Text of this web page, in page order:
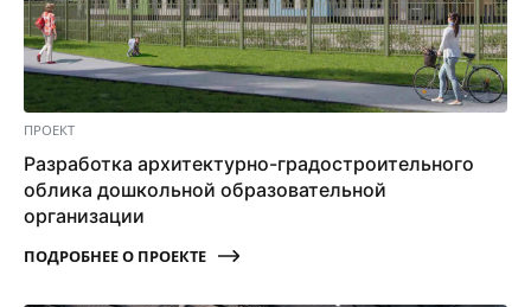
ПРОЕКТ
Разработка архитектурно-градостроительного
облика дошкольной образовательной
организации
ПОДРОБНЕЕ О ПРОЕКТЕ